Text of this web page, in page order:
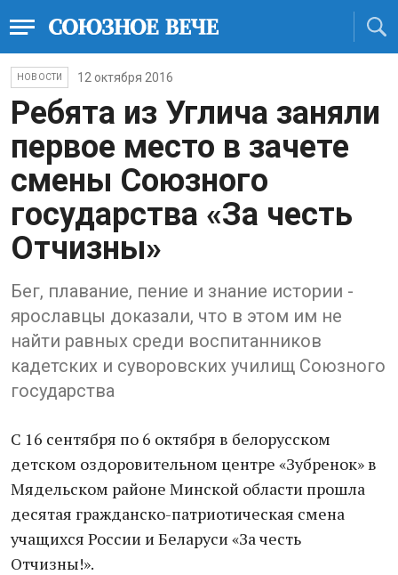
НОВОСТИ 12 октября 2016
Ребята из Углича заняли
первое место в зачете
смены Союзного
государства «За честь
Отчизны»
Бег, плавание, пение и знание истории -
ярославцы доказали, что в этом им не
найти равных среди воспитанников
кадетских и суворовских училищ Союзного
государства
С 16 сентября по 6 октября в белорусском
детском оздоровительном центре «Зубренок» в
Мядельском районе Минской области прошла
десятая гражданско-патриотическая смена
учащихся России и Беларуси «За честь
Отчизны!».